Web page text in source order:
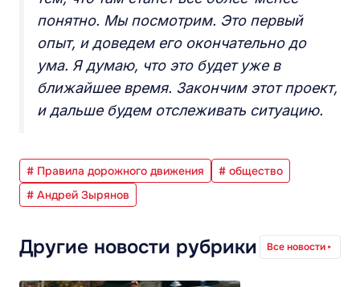
понятно. Мы посмотрим. Это первый
опыт, и доведем его окончательно до
ума. Я думаю, что это будет уже в
ближайшее время. Закончим этот проект,
и дальше будем отслеживать ситуацию.
# Правила дорожного движения
# общество
# Андрей Зырянов
Другие новости рубрики Все новости